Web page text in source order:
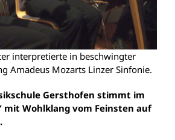
interpretierte in beschwingter
Amadeus Mozarts Linzer Sinfonie.
Gersthofen stimmt im
mit Wohlklang vom Feinsten auf